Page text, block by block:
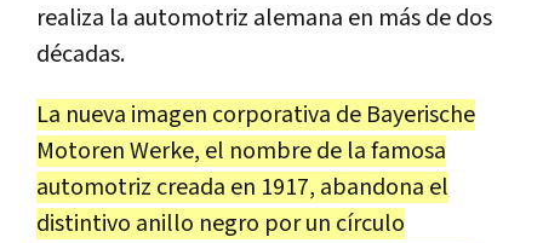
realiza la automotriz alemana en más de dos
décadas.
La nueva imagen corporativa de Bayerische
Motoren Werke, el nombre de la famosa
automotriz creada en 1917, abandona el
distintivo anillo negro por un círculo